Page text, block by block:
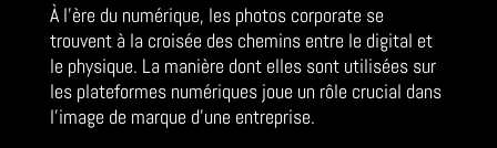
À l’ère du numérique, les photos corporate se
trouvent à la croisée des chemins entre le digital et
le physique. La manière dont elles sont utilisées sur
les plateformes numériques joue un rôle crucial dans
l’image de marque d’une entreprise.